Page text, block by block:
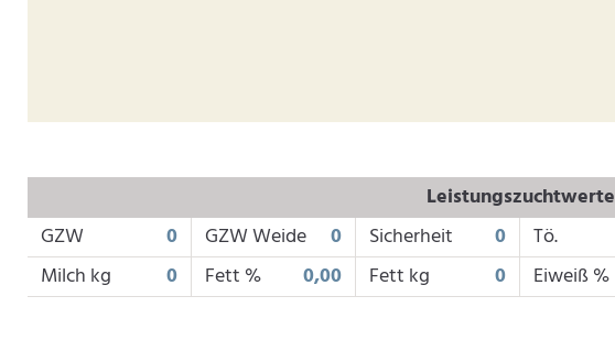
Leistungszuchtwerte
GZW
0 GZW Weide 0 Sicherheit 0 Tö.
Milch kg
0 Fett % 0,00 Fett kg 0 Eiweiß %